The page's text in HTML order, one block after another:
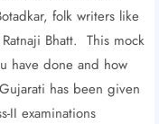
folk writers like
Bhatt. This mock
have done and how
has been given
II examinations